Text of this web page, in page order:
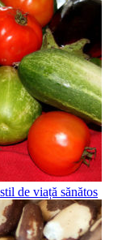
de viață sănătos